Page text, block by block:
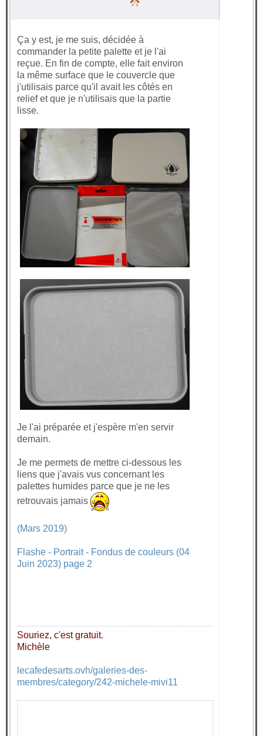
Ça y est, je me suis, décidée à
commander la petite palette et je l'ai
reçue. En fin de compte, elle fait environ
la même surface que le couvercle que
j'utilisais parce qu'il avait les côtés en
relief et que je n'utilisais que la partie
lisse.
Je l'ai préparée et j'espère m'en servir
demain.
Je me permets de mettre ci-dessous les
liens que j'avais vus concernant les
palettes humides parce que je ne les
retrouvais jamais
(Mars 2019)
Flashe - Portrait - Fondus de couleurs (04
Juin 2023) page 2
Souriez, c'est gratuit.
Michèle
lecafedesarts.ovh/galeries-des-
membres/category/242-michele-mivi11